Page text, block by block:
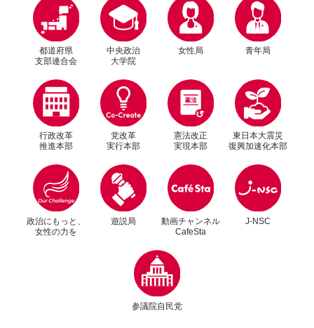
2024年5月28日
時代に即した新しい形の日本の国際協力に向け
て国際協力調査会が提言を申し入れ
第5期「自民党静岡県政経塾2023」修了式
都道府県
支部連合会
中央政治
大学院
女性局 青年局
行政改革
推進本部
党改革
実行本部
憲法改正
実現本部
東日本大震災
復興加速化本部
政治にもっと、
女性の力を
別ウィンドウリンク
遊説局
別ウィンドウリンク
動画チャンネル
CafeSta
J-NSC
参議院自民党
別ウィンドウリンク